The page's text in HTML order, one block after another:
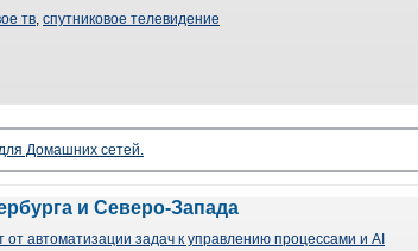
тв, спутниковое телевидение
Домашних сетей.
и Северо-Запада
от автоматизации задач к управлению процессами и AI